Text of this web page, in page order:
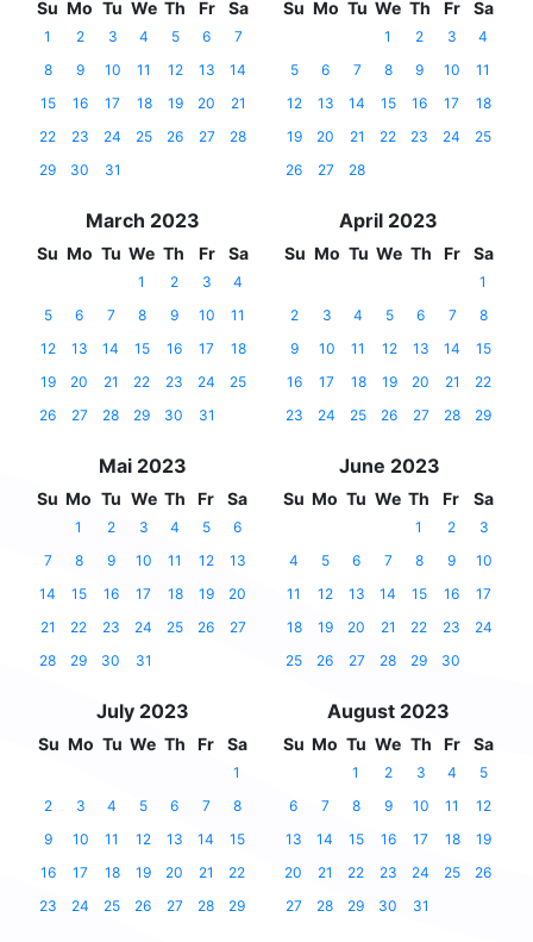
Su Mo Tu We Th Fr Sa
1 2 3 4 5 6
7
8
9 10 11 12 13
14
15
16 17 18 19 20
21
22
23 24 25 26 27
28
29
30 31
Su Mo Tu We Th Fr Sa
1 2 3
4
5
6 7 8 9 10
11
12
13 14 15 16 17
18
19
20 21 22 23 24
25
26
27 28
March 2023
Su Mo Tu We Th Fr Sa
1 2 3
4
5
6 7 8 9 10
11
12
13 14 15 16 17
18
19
20 21 22 23 24
25
26
27 28 29 30 31
April 2023
Su Mo Tu We Th Fr Sa
1
2
3 4 5 6 7
8
9
10 11 12 13 14
15
16
17 18 19 20 21
22
23
24 25 26 27 28 29
Mai 2023
Su Mo Tu We Th Fr Sa
1 2 3 4 5
6
7
8 9 10 11 12
13
14
15 16 17 18 19
20
21
22 23 24 25 26
27
28
29 30 31
June 2023
Su Mo Tu We Th Fr Sa
1 2
3
4
5 6 7 8 9
10
11
12 13 14 15 16
17
18
19 20 21 22 23
24
25
26 27 28 29 30
July 2023
Su Mo Tu We Th Fr Sa
1
2
3 4 5 6 7
8
9
10 11 12 13 14
15
16
17 18 19 20 21
22
23
24 25 26 27 28 29
August 2023
Su Mo Tu We Th Fr Sa
1 2 3 4
5
6
7 8 9 10 11
12
13
14 15 16 17 18
19
20
21 22 23 24 25
26
27
28 29 30 31